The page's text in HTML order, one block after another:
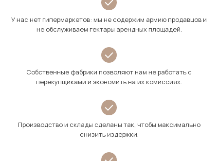
У нас нет гипермаркетов: мы не содержим армию продавцов и
не обслуживаем гектары арендных площадей.
Собственные фабрики позволяют нам не работать с
перекупщиками и экономить на их комиссиях.
Производство и склады сделаны так, чтобы максимально
снизить издержки.